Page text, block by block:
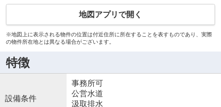
地図アプリで開く
※地図上に表示される物件の位置は付近住所に所在することを表すものであり、実際
の物件所在地とは異なる場合がございます。
特徴
設備条件
事務所可
公営水道
汲取排水